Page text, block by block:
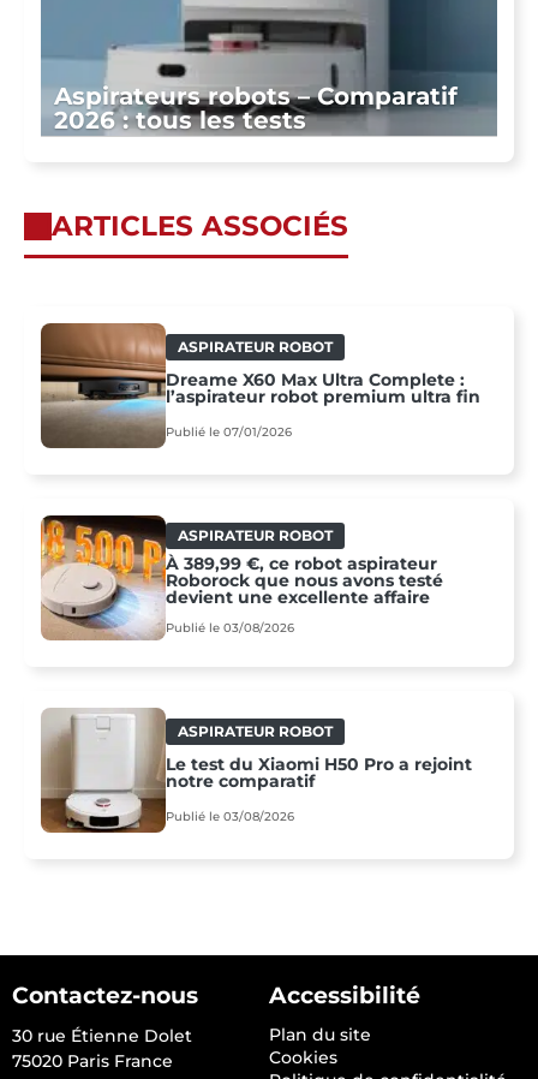
Aspirateurs robots – Comparatif
2026 : tous les tests
ARTICLES ASSOCIÉS
ASPIRATEUR ROBOT
Dreame X60 Max Ultra Complete :
l’aspirateur robot premium ultra fin
Publié le 07/01/2026
ASPIRATEUR ROBOT
À 389,99 €, ce robot aspirateur
Roborock que nous avons testé
devient une excellente affaire
Publié le 03/08/2026
ASPIRATEUR ROBOT
Le test du Xiaomi H50 Pro a rejoint
notre comparatif
Publié le 03/08/2026
Contactez-nous
30 rue Étienne Dolet
75020 Paris France
Accessibilité
Plan du site
Cookies